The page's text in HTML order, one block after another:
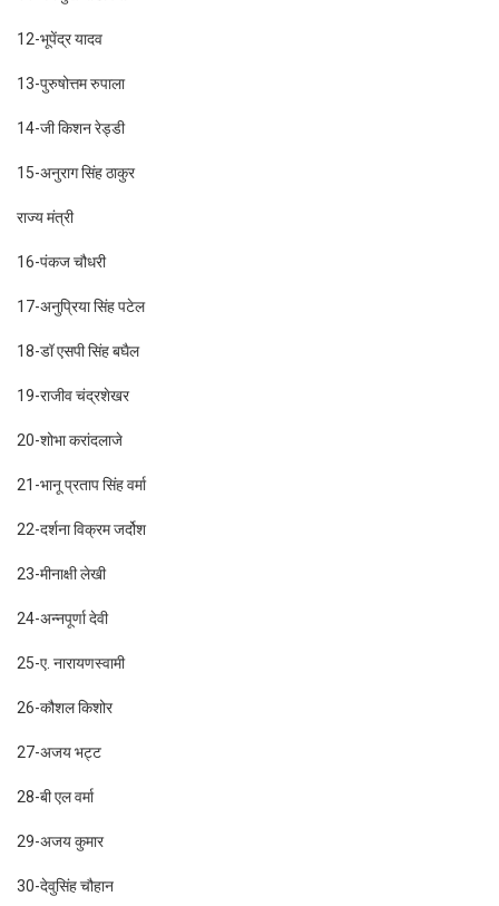
12-भूपेंद्र यादव
13-पुरुषोत्तम रुपाला
14-जी किशन रेड्डी
15-अनुराग सिंह ठाकुर
राज्य मंत्री
16-पंकज चौधरी
17-अनुप्रिया सिंह पटेल
18-डॉ एसपी सिंह बघैल
19-राजीव चंद्रशेखर
20-शोभा करांदलाजे
21-भानू प्रताप सिंह वर्मा
22-दर्शना विक्रम जर्दोश
23-मीनाक्षी लेखी
24-अन्नपूर्णा देवी
25-ए. नारायणस्वामी
26-कौशल किशोर
27-अजय भट्ट
28-बी एल वर्मा
29-अजय कुमार
30-देवुसिंह चौहान